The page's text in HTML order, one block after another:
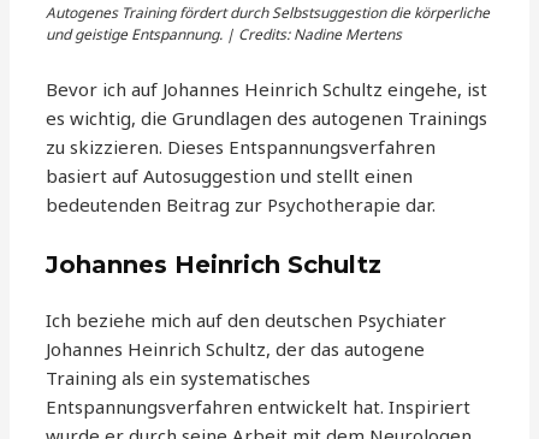
Autogenes Training fördert durch Selbstsuggestion die körperliche
und geistige Entspannung. | Credits: Nadine Mertens
Bevor ich auf Johannes Heinrich Schultz eingehe, ist
es wichtig, die Grundlagen des autogenen Trainings
zu skizzieren. Dieses Entspannungsverfahren
basiert auf Autosuggestion und stellt einen
bedeutenden Beitrag zur Psychotherapie dar.
Johannes Heinrich Schultz
Ich beziehe mich auf den deutschen Psychiater
Johannes Heinrich Schultz, der das autogene
Training als ein systematisches
Entspannungsverfahren entwickelt hat. Inspiriert